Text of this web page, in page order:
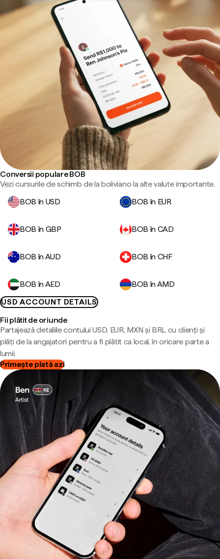
Conversii populare BOB
Vezi cursurile de schimb de la boliviano la alte valute importante.
BOB în USD
BOB în EUR
BOB în GBP BOB în CAD
BOB în AUD BOB în CHF
BOB în AED
BOB în AMD
USD ACCOUNT DETAILS
Fii plătit de oriunde
Partajează detaliile contului USD, EUR, MXN și BRL cu clienți și
plăți de la angajatori pentru a fi plătit ca local, în oricare parte a
lumii.
Primește plată azi